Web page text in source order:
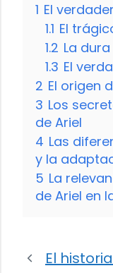
1 El
1.1 El
1.2 La
1.3 El
2 El origen
3 Los
de Ariel
4 Las
y la
5 La
de Ariel en
El